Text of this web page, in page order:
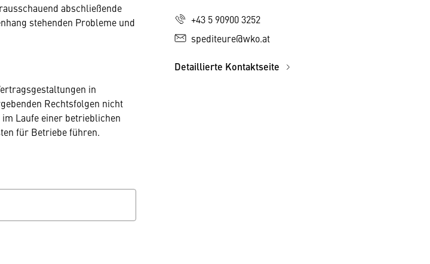
abschließende
stehenden Probleme und
in
Rechtsfolgen nicht
Laufe einer betrieblichen
für Betriebe führen.
+43 5 90900 3252
spediteure@wko.at
Detaillierte Kontaktseite